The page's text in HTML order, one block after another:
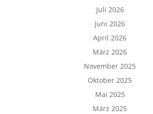
Juli 2026
Juni 2026
April 2026
März 2026
November 2025
Oktober 2025
Mai 2025
März 2025